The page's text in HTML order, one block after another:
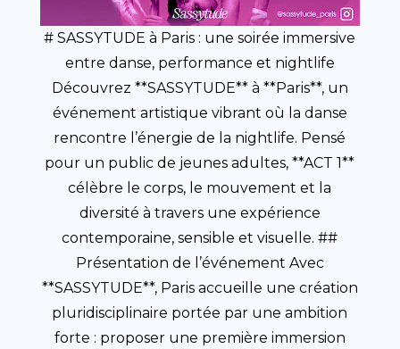
# SASSYTUDE à Paris : une soirée immersive
entre danse, performance et nightlife
Découvrez **SASSYTUDE** à **Paris**, un
événement artistique vibrant où la danse
rencontre l’énergie de la nightlife. Pensé
pour un public de jeunes adultes, **ACT 1**
célèbre le corps, le mouvement et la
diversité à travers une expérience
contemporaine, sensible et visuelle. ##
Présentation de l’événement Avec
**SASSYTUDE**, Paris accueille une création
pluridisciplinaire portée par une ambition
forte : proposer une première immersion